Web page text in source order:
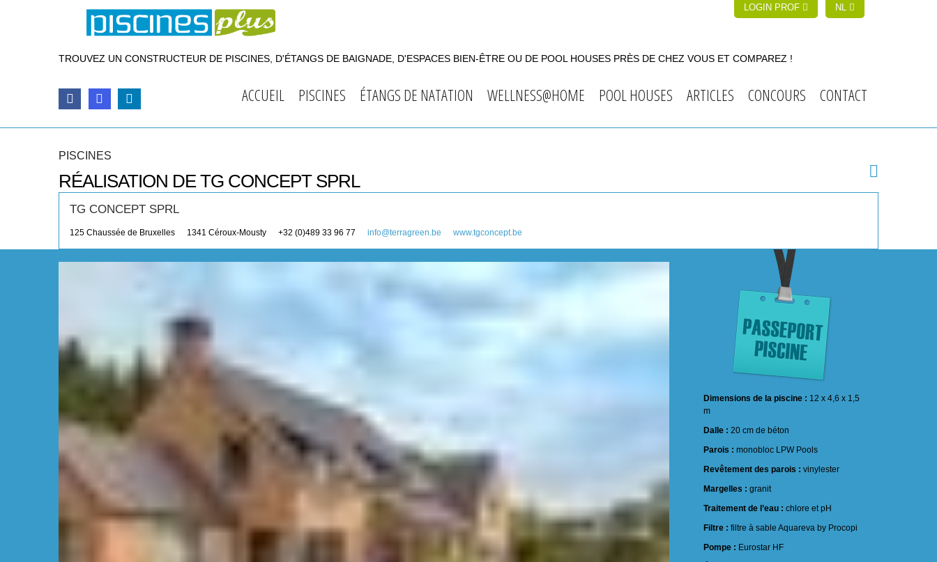
LOGIN PROF NL
TROUVEZ UN CONSTRUCTEUR DE PISCINES, D'ÉTANGS DE BAIGNADE, D'ESPACES BIEN-ÊTRE OU DE POOL HOUSES PRÈS DE CHEZ VOUS ET COMPAREZ !
ACCUEIL PISCINES ÉTANGS DE NATATION WELLNESS@HOME POOL HOUSES ARTICLES CONCOURS CONTACT
PISCINES
RÉALISATION DE TG CONCEPT SPRL
TG CONCEPT SPRL
125 Chaussée de Bruxelles 1341 Céroux-Mousty +32 (0)489 33 96 77 info@terragreen.be www.tgconcept.be
Dimensions de la piscine : 12 x 4,6 x 1,5
m
Dalle : 20 cm de béton
Parois : monobloc LPW Pools
Revêtement des parois : vinylester
Margelles : granit
Traitement de l’eau : chlore et pH
Filtre : filtre à sable Aquareva by Procopi
Pompe : Eurostar HF